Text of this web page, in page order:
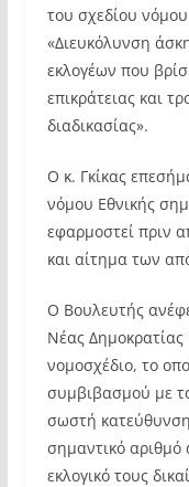
του σχεδίου
«Διευκόλυνση
εκλογέων που
επικράτειας και
διαδικασίας».
Ο κ. Γκίκας
νόμου Εθνικής
εφαρμοστεί πριν
και αίτημα των
Ο Βουλευτής
Νέας
νομοσχέδιο, το
συμβιβασμού με
σωστή
σημαντικό
εκλογικό τους